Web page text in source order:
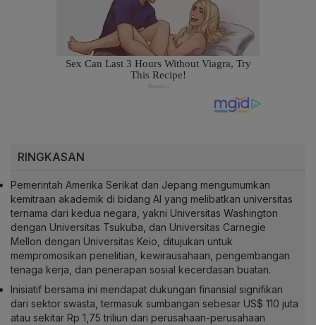
RINGKASAN
Pemerintah Amerika Serikat dan Jepang mengumumkan
kemitraan akademik di bidang AI yang melibatkan universitas
ternama dari kedua negara, yakni Universitas Washington
dengan Universitas Tsukuba, dan Universitas Carnegie
Mellon dengan Universitas Keio, ditujukan untuk
mempromosikan penelitian, kewirausahaan, pengembangan
tenaga kerja, dan penerapan sosial kecerdasan buatan.
Inisiatif bersama ini mendapat dukungan finansial signifikan
dari sektor swasta, termasuk sumbangan sebesar US$ 110 juta
atau sekitar Rp 1,75 triliun dari perusahaan-perusahaan